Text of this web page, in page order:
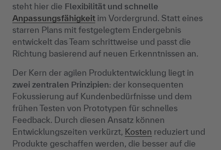
steht hier die Flexibilität und schnelle
Anpassungsfähigkeit im Vordergrund. Statt eines
starren Plans mit festgelegtem Endergebnis
entwickelt das Team schrittweise und passt die
Richtung basierend auf neuen Erkenntnissen an.
Der Kern der agilen Produktentwicklung liegt in
zwei zentralen Prinzipien: der konsequenten
Fokussierung auf Kundenbedürfnisse und dem
frühen Testen von Prototypen für schnelles
Feedback. Durch diesen Ansatz können
Entwicklungszeiten verkürzt, Kosten reduziert und
Produkte geschaffen werden, die besser auf die